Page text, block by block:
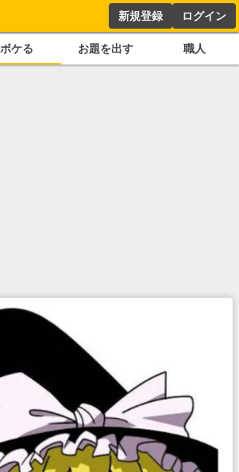
新規登録 ログイン
ボケる お題を出す 職人